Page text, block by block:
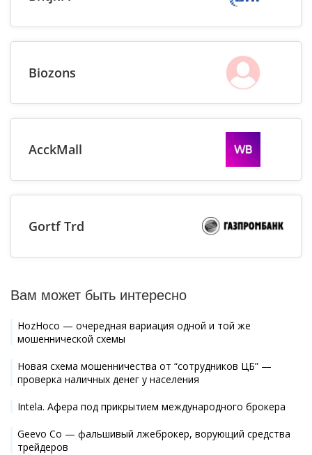
Biozons
AcckMall
Gortf Trd
Вам может быть интересно
HozHoco — очередная вариация одной и той же
мошеннической схемы
Новая схема мошенничества от “сотрудников ЦБ” —
проверка наличных денег у населения
Intela. Афера под прикрытием международного брокера
Geevo Co — фальшивый лжеброкер, ворующий средства
трейдеров